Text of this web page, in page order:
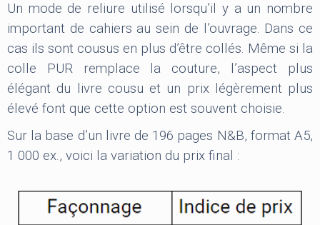
Un mode de reliure utilisé lorsqu’il y a un nombre
important de cahiers au sein de l’ouvrage. Dans ce
cas ils sont cousus en plus d’être collés. Même si la
colle PUR remplace la couture, l’aspect plus
élégant du livre cousu et un prix légèrement plus
élevé font que cette option est souvent choisie.
Sur la base d’un livre de 196 pages N&B, format A5,
1 000 ex., voici la variation du prix final :